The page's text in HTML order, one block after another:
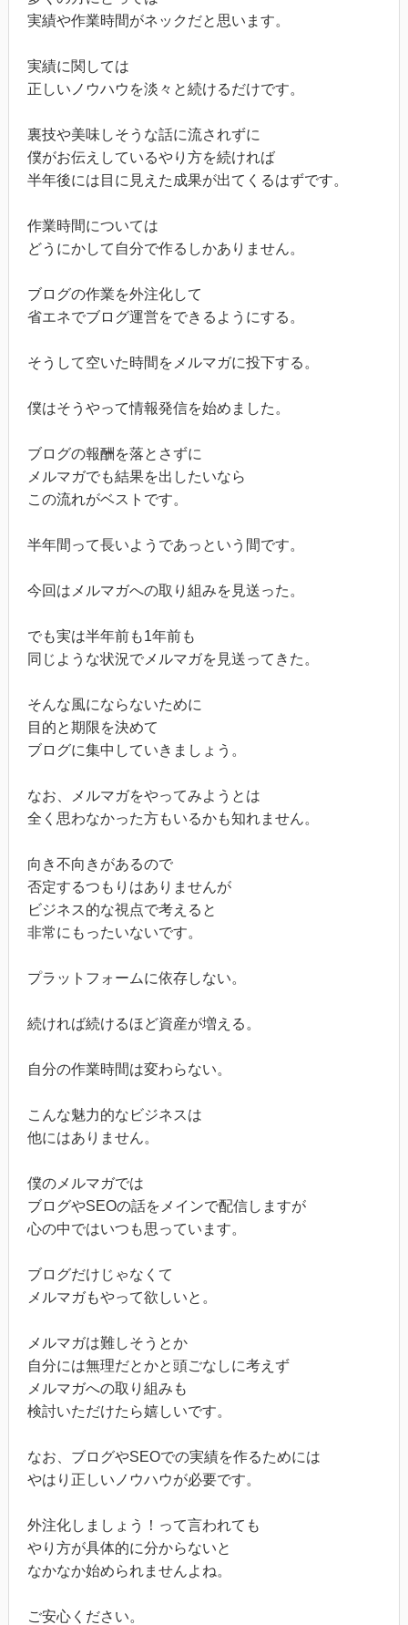
実績や作業時間がネックだと思います。
実績に関しては
正しいノウハウを淡々と続けるだけです。
裏技や美味しそうな話に流されずに
僕がお伝えしているやり方を続ければ
半年後には目に見えた成果が出てくるはずです。
作業時間については
どうにかして自分で作るしかありません。
ブログの作業を外注化して
省エネでブログ運営をできるようにする。
そうして空いた時間をメルマガに投下する。
僕はそうやって情報発信を始めました。
ブログの報酬を落とさずに
メルマガでも結果を出したいなら
この流れがベストです。
半年間って長いようであっという間です。
今回はメルマガへの取り組みを見送った。
でも実は半年前も1年前も
同じような状況でメルマガを見送ってきた。
そんな風にならないために
目的と期限を決めて
ブログに集中していきましょう。
なお、メルマガをやってみようとは
全く思わなかった方もいるかも知れません。
向き不向きがあるので
否定するつもりはありませんが
ビジネス的な視点で考えると
非常にもったいないです。
プラットフォームに依存しない。
続ければ続けるほど資産が増える。
自分の作業時間は変わらない。
こんな魅力的なビジネスは
他にはありません。
僕のメルマガでは
ブログやSEOの話をメインで配信しますが
心の中ではいつも思っています。
ブログだけじゃなくて
メルマガもやって欲しいと。
メルマガは難しそうとか
自分には無理だとかと頭ごなしに考えず
メルマガへの取り組みも
検討いただけたら嬉しいです。
なお、ブログやSEOでの実績を作るためには
やはり正しいノウハウが必要です。
外注化しましょう！って言われても
やり方が具体的に分からないと
なかなか始められませんよね。
ご安心ください。